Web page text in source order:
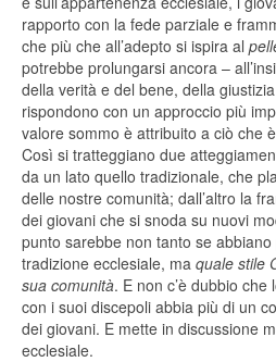
rapporto con la fede parziale e
che più che all’adepto si ispira al
potrebbe prolungarsi ancora –
della verità e del bene, della
rispondono con un approccio più
valore sommo è attribuito a ciò che
Così si tratteggiano due
da un lato quello tradizionale, che
delle nostre comunità; dall’altro la
dei giovani che si snoda su nuovi
punto sarebbe non tanto se
tradizione ecclesiale, ma quale stile
sua comunità. E non c’è dubbio
con i suoi discepoli abbia più di un
dei giovani. E mette in discussione
ecclesiale.